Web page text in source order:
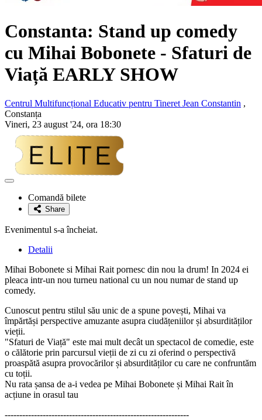
Constanta: Stand up comedy
cu Mihai Bobonete - Sfaturi de
Viață EARLY SHOW
Centrul Multifuncțional Educativ pentru Tineret Jean Constantin ,
Constanța
Vineri, 23 august '24, ora 18:30
Adaugă
favoriteComandă bilete
Share
Evenimentul s-a încheiat.
Detalii
Mihai Bobonete si Mihai Rait pornesc din nou la drum! In 2024 ei
pleaca intr-un nou turneu national cu un nou numar de stand up
comedy.
Cunoscut pentru stilul său unic de a spune povești, Mihai va
împărtăși perspective amuzante asupra ciudățeniilor și absurdităților
vieții.
"Sfaturi de Viață" este mai mult decât un spectacol de comedie, este
o călătorie prin parcursul vieții de zi cu zi oferind o perspectivă
proaspătă asupra provocărilor și absurdităților cu care ne confruntăm
cu toții.
Nu rata șansa de a-i vedea pe Mihai Bobonete și Mihai Rait în
acțiune in orasul tau
---------------------------------------------------------------